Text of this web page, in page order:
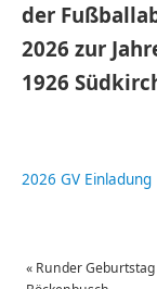
der
2026 zur
1926
2026 GV Einladung
« Runder